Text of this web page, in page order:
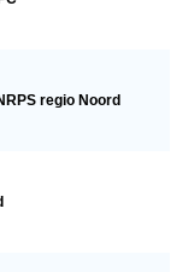
regio Noord